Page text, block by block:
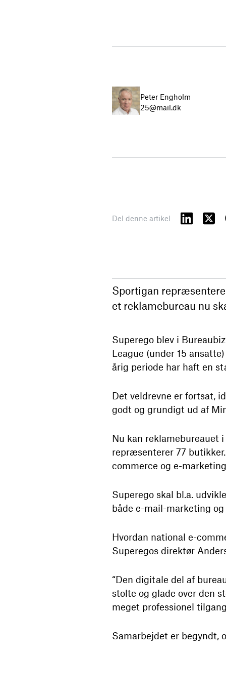
Peter Engholm
25@mail.dk
Del denne artikel
Sportigan
et reklamebureau nu
Superego blev i
League (under 15
årig periode har haft en
Det veldrevne er fortsat,
godt og grundigt ud af
Nu kan reklamebureauet
repræsenterer 77
commerce og e-
Superego skal bl.a.
både e-mail-marketing
Hvordan national e-
Superegos direktør
“Den digitale del af
stolte og glade over den
meget professionel
Samarbejdet er begyndt,